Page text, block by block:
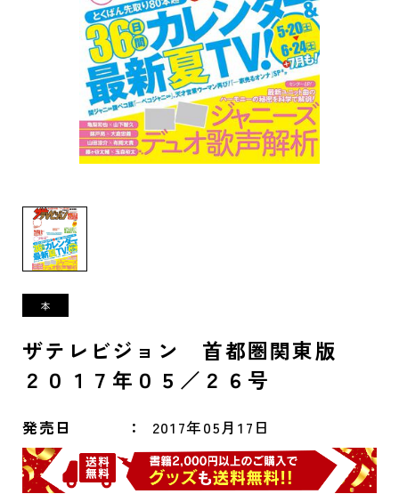
ザテレビジョン 首都圏関東版
２０１７年０５／２６号
発売日 2017年05月17日